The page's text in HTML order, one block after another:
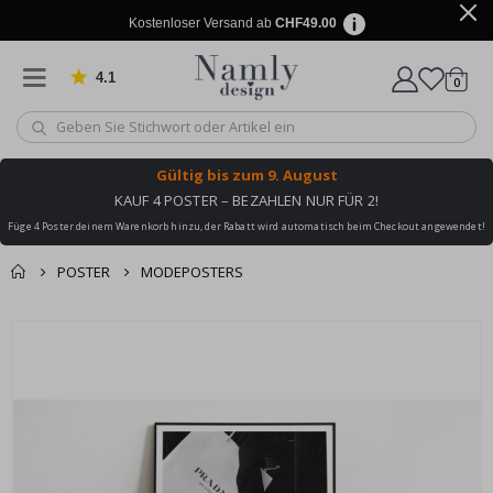
Kostenloser Versand ab CHF49.00
4.1 von 1030 Bewertungen
Wagen
0
Gültig bis zum 9. August
KAUF 4 POSTER – BEZAHLEN NUR FÜR 2!
Füge 4 Poster deinem Warenkorb hinzu, der Rabatt wird automatisch beim Checkout angewendet!
POSTER MODEPOSTERS